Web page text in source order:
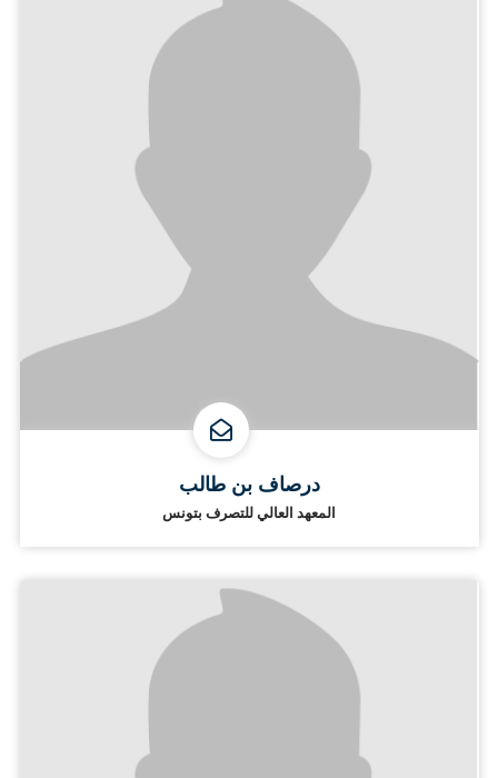
درصاف بن طالب
المعهد العالي للتصرف بتونس